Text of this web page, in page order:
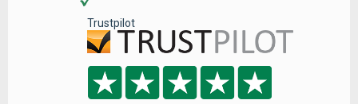
Trustpilot